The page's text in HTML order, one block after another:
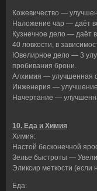
Кожевичество —
Наложение чар — даёт
Кузнечное дело — даёт
40 ловкости, в
Ювелирное дело — 3
пробивания брони.
Алхимия — улучшенная
Инженерия — улучшение
Начертание —
10. Еда и Химия
Химия:
Настой бесконечной
Зелье быстроты —
Эликсир меткости
Еда: